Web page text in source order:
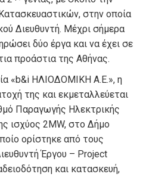
στην οποία
Διευθυντή. Μέχρι σήμερα
δύο έργα και να έχει σε
προάστια της Αθήνας.
«b&i ΗΛΙΟΔΟΜΙΚΗ Α.Ε.», η
της και εκμεταλλεύεται
Παραγωγής Ηλεκτρικής
ισχύος 2MW, στο Δήμο
ορίστηκε από τους
Έργου – Project
και κατασκευή,